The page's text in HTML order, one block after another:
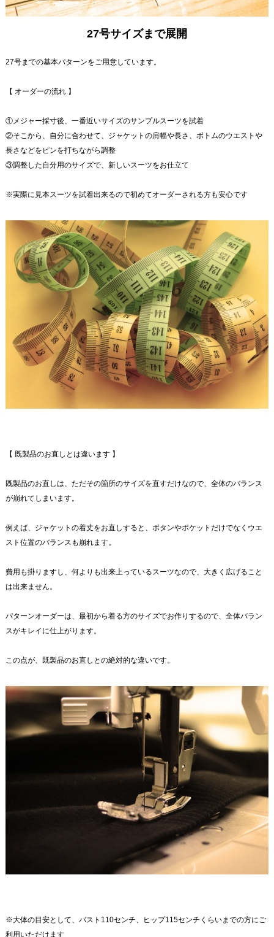
27号サイズまで展開
27号までの基本パターンをご用意しています。
【 オーダーの流れ 】
①メジャー採寸後、一番近いサイズのサンプルスーツを試着
②そこから、自分に合わせて、ジャケットの肩幅や長さ、ボトムのウエストや
長さなどをピンを打ちながら調整
③調整した自分用のサイズで、新しいスーツをお仕立て
※実際に見本スーツを試着出来るので初めてオーダーされる方も安心です
【 既製品のお直しとは違います 】
既製品のお直しは、ただその箇所のサイズを直すだけなので、全体のバランス
が崩れてしまいます。
例えば、ジャケットの着丈をお直しすると、ボタンやポケットだけでなくウエ
スト位置のバランスも崩れます。
費用も掛りますし、何よりも出来上っているスーツなので、大きく広げること
は出来ません。
パターンオーダーは、最初から着る方のサイズでお作りするので、全体バラン
スがキレイに仕上がります。
この点が、既製品のお直しとの絶対的な違いです。
※大体の目安として、バスト110センチ、ヒップ115センチくらいまでの方にご
利用いただけます